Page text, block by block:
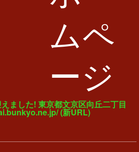
ムペ
ージ
ました! 東京都文京区向丘二丁目
(新URL)